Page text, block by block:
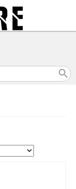
search